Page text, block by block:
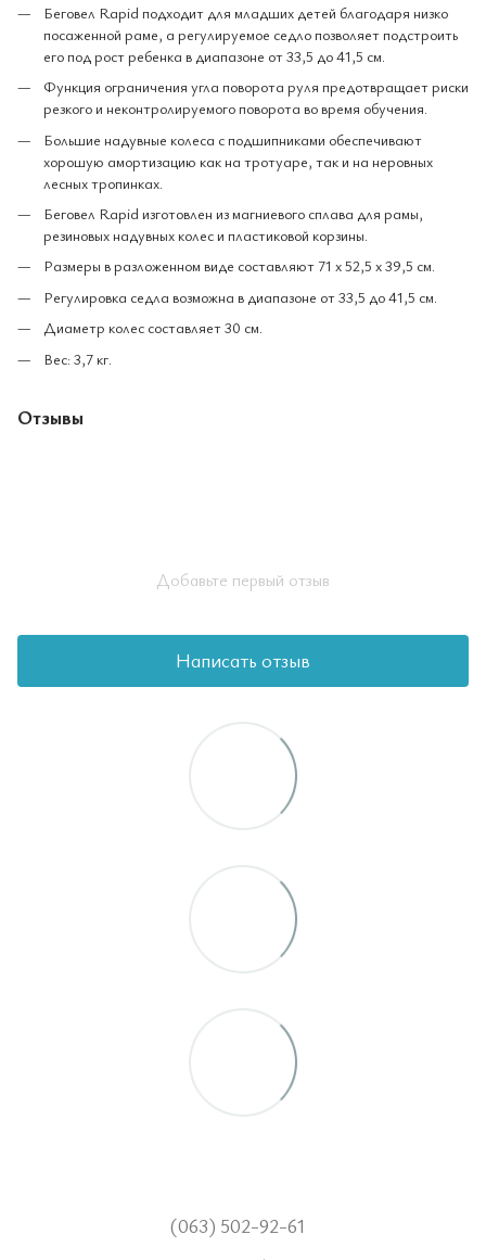
Беговел Rapid подходит для младших детей благодаря низко
посаженной раме, а регулируемое седло позволяет подстроить
его под рост ребенка в диапазоне от 33,5 до 41,5 см.
Функция ограничения угла поворота руля предотвращает риски
резкого и неконтролируемого поворота во время обучения.
Большие надувные колеса с подшипниками обеспечивают
хорошую амортизацию как на тротуаре, так и на неровных
лесных тропинках.
Беговел Rapid изготовлен из магниевого сплава для рамы,
резиновых надувных колес и пластиковой корзины.
Размеры в разложенном виде составляют 71 x 52,5 x 39,5 см.
Регулировка седла возможна в диапазоне от 33,5 до 41,5 см.
Диаметр колес составляет 30 см.
Вес: 3,7 кг.
Отзывы
Добавьте первый отзыв
Написать отзыв
(063) 502-92-61